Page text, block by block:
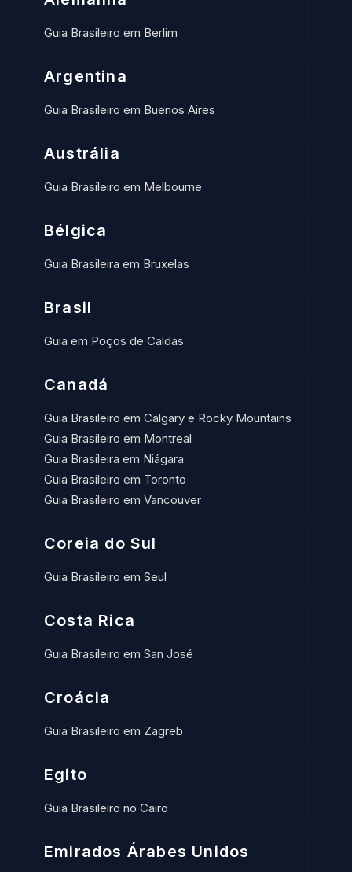
Guia Brasileiro em Berlim
Argentina
Guia Brasileiro em Buenos Aires
Austrália
Guia Brasileiro em Melbourne
Bélgica
Guia Brasileira em Bruxelas
Brasil
Guia em Poços de Caldas
Canadá
Guia Brasileiro em Calgary e Rocky Mountains
Guia Brasileiro em Montreal
Guia Brasileira em Niágara
Guia Brasileiro em Toronto
Guia Brasileiro em Vancouver
Coreia do Sul
Guia Brasileiro em Seul
Costa Rica
Guia Brasileiro em San José
Croácia
Guia Brasileiro em Zagreb
Egito
Guia Brasileiro no Cairo
Emirados Árabes Unidos